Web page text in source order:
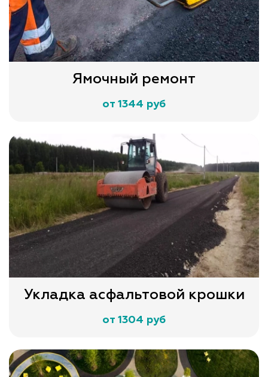
Ямочный ремонт
от 1344 руб
Укладка асфальтовой крошки
от 1304 руб